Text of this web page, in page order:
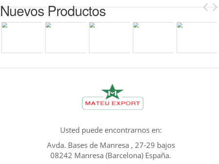
Nuevos Productos
Usted puede encontrarnos en:
Avda. Bases de Manresa , 27-29 bajos
08242 Manresa (Barcelona) España.